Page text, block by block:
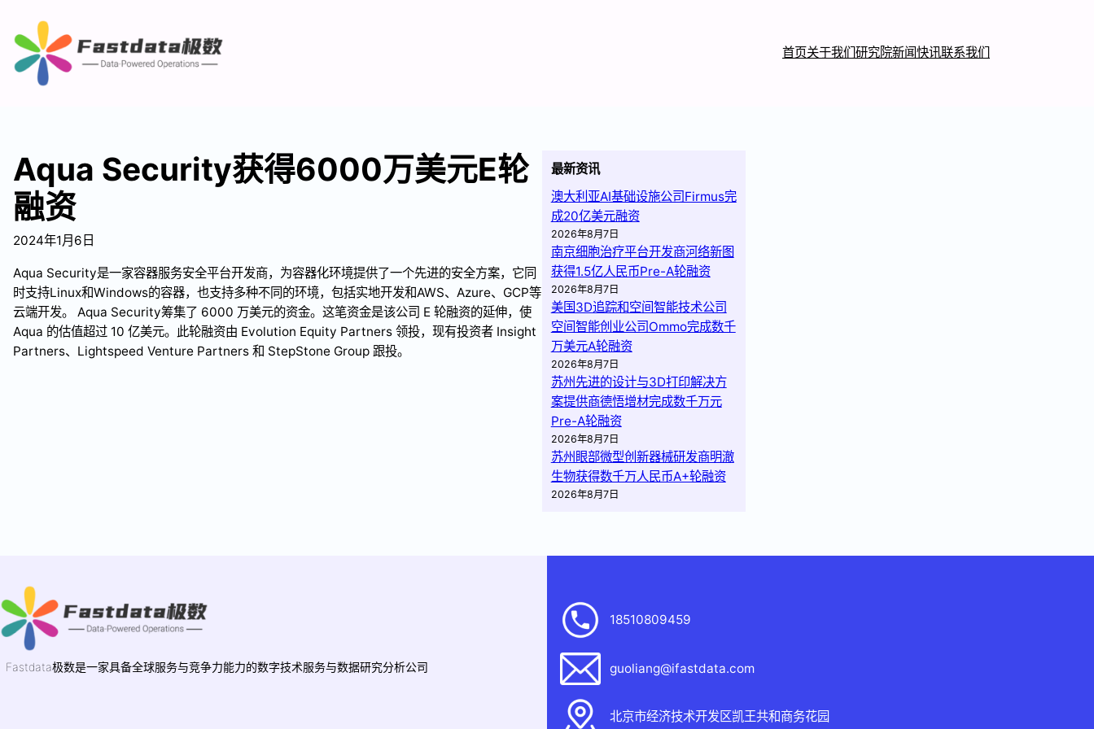
首页关于我们 研究院新闻快讯联系我们
Aqua Security获得6000万美元E轮
融资
2024年1月6日
Aqua Security是一家容器服务安全平台开发商，为容器化环境提供了一个先进的安全方案，它同
时支持Linux和Windows的容器，也支持多种不同的环境，包括实地开发和AWS、Azure、GCP等
云端开发。 Aqua Security筹集了 6000 万美元的资金。这笔资金是该公司 E 轮融资的延伸，使
Aqua 的估值超过 10 亿美元。此轮融资由 Evolution Equity Partners 领投，现有投资者 Insight
Partners、Lightspeed Venture Partners 和 StepStone Group 跟投。
最新资讯
澳大利亚AI基础设施公司Firmus完
成20亿美元融资
2026年8月7日
南京细胞治疗平台开发商河络新图
获得1.5亿人民币Pre-A轮融资
2026年8月7日
美国3D追踪和空间智能技术公司
空间智能创业公司Ommo完成数千
万美元A轮融资
2026年8月7日
苏州先进的设计与3D打印解决方
案提供商德悟增材完成数千万元
Pre-A轮融资
2026年8月7日
苏州眼部微型创新器械研发商明澈
生物获得数千万人民币A+轮融资
2026年8月7日
Fastdata极数是一家具备全球服务与竞争力能力的数字技术服务与数据研究分析公司
18510809459
guoliang@ifastdata.com
北京市经济技术开发区凯王共和商务花园